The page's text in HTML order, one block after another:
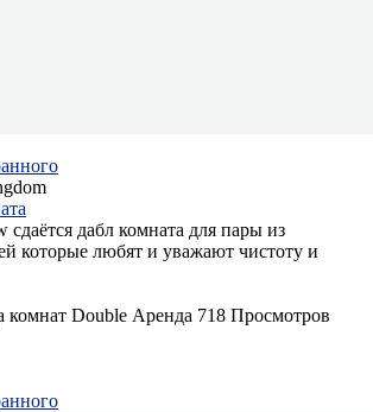
дабл комната для пары из
которые любят и уважают чистоту и
комнат Double Аренда 718 Просмотров